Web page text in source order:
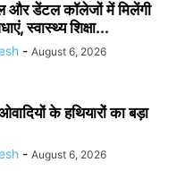
और डेंटल कॉलेजों में मिलेंगी
स्वास्थ्य शिक्षा...
- August 6, 2026
के हथियारों का बड़ा
- August 6, 2026